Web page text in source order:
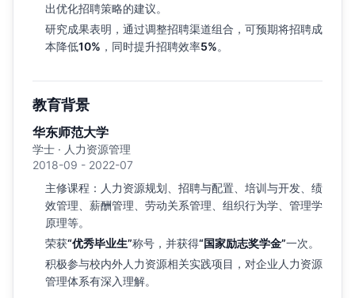
出优化招聘策略的建议。
研究成果表明，通过调整招聘渠道组合，可预期将招聘成
本降低10% ，同时提升招聘效率5%。
教育背景
华东师范大学
学士 · 人力资源管理
2018-09 - 2022-07
主修课程：人力资源规划、招聘与配置、培训与开发、绩
效管理、薪酬管理、劳动关系管理、组织行为学、管理学
原理等。
荣获“优秀毕业生”称号，并获得“国家励志奖学金”一次。
积极参与校内外人力资源相关实践项目，对企业人力资源
管理体系有深入理解。